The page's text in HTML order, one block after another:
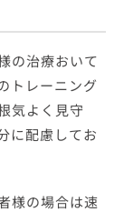
の治療おいて
トレーニング
気よく見守
に配慮してお
様の場合は速